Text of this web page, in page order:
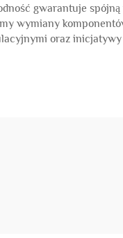
gwarantuje
wymiany
oraz inicjatywy